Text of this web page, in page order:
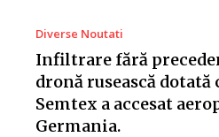
Diverse Noutati
Infiltrare fără
dronă rusească
Semtex a accesat
Germania.